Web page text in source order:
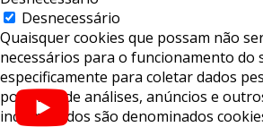
Desnecessário
Quaisquer cookies que possam não
necessários para o funcionamento do
especificamente para coletar dados
por meio de análises, anúncios e
incorporados são denominados